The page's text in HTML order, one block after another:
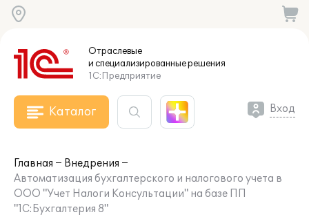
Отраслевые
и специализированныерешения
1С:Предприятие
Каталог Вход
Главная
Внедрения
Автоматизация бухгалтерского и налогового учета в
ООО "Учет Налоги Консультации" на базе ПП
"1С:Бухгалтерия 8"